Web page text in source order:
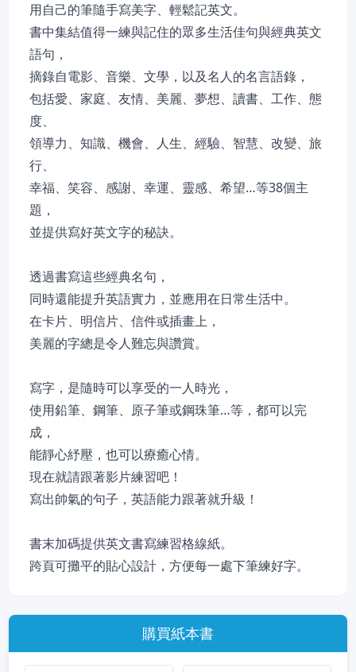
用自己的筆隨手寫美字、輕鬆記英文。
書中集結值得一練與記住的眾多生活佳句與經典英文
語句，
摘錄自電影、音樂、文學，以及名人的名言語錄，
包括愛、家庭、友情、美麗、夢想、讀書、工作、態
度、
領導力、知識、機會、人生、經驗、智慧、改變、旅
行、
幸福、笑容、感謝、幸運、靈感、希望…等38個主
題，
並提供寫好英文字的秘訣。
透過書寫這些經典名句，
同時還能提升英語實力，並應用在日常生活中。
在卡片、明信片、信件或插畫上，
美麗的字總是令人難忘與讚賞。
寫字，是隨時可以享受的一人時光，
使用鉛筆、鋼筆、原子筆或鋼珠筆…等，都可以完
成，
能靜心紓壓，也可以療癒心情。
現在就請跟著影片練習吧！
寫出帥氣的句子，英語能力跟著就升級！
書末加碼提供英文書寫練習格線紙。
跨頁可攤平的貼心設計，方便每一處下筆練好字。
購買紙本書